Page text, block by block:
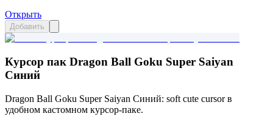
Открыть
Добавить
Курсор пак Dragon Ball Goku Super Saiyan
Синий
Dragon Ball Goku Super Saiyan Синий: soft cute cursor в
удобном кастомном курсор-паке.